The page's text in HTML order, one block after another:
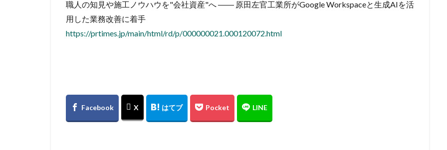
職人の知見や施工ノウハウを"会社資産"へ ―― 原田左官工業所がGoogle Workspaceと生成AIを活
用した業務改善に着手
https://prtimes.jp/main/html/rd/p/000000021.000120072.html